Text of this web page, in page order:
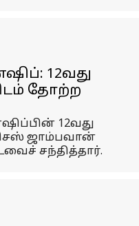
12வது
தோற்ற
12வது
ஜாம்பவான்
சந்தித்தார்.